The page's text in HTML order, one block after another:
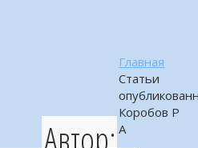
Главная
Статьи
Коробов Р
А
Автор: